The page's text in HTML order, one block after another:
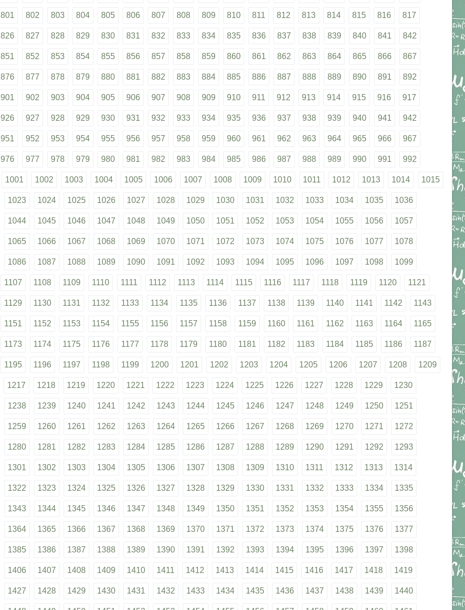
801 802 803 804 805 806 807 808 809 810 811 812 813 814 815 816 817
826 827 828 829 830 831 832 833 834 835 836 837 838 839 840 841 842
851 852 853 854 855 856 857 858 859 860 861 862 863 864 865 866 867
876 877 878 879 880 881 882 883 884 885 886 887 888 889 890 891 892
901 902 903 904 905 906 907 908 909 910 911 912 913 914 915 916 917
926 927 928 929 930 931 932 933 934 935 936 937 938 939 940 941 942
951 952 953 954 955 956 957 958 959 960 961 962 963 964 965 966 967
976 977 978 979 980 981 982 983 984 985 986 987 988 989 990 991 992
1001 1002 1003 1004 1005 1006 1007 1008 1009 1010 1011 1012 1013 1014 1015
1023 1024 1025 1026 1027 1028 1029 1030 1031 1032 1033 1034 1035 1036
1044 1045 1046 1047 1048 1049 1050 1051 1052 1053 1054 1055 1056 1057
1065 1066 1067 1068 1069 1070 1071 1072 1073 1074 1075 1076 1077 1078
1086 1087 1088 1089 1090 1091 1092 1093 1094 1095 1096 1097 1098 1099
1107 1108 1109 1110 1111 1112 1113 1114 1115 1116 1117 1118 1119 1120 1121
1129 1130 1131 1132 1133 1134 1135 1136 1137 1138 1139 1140 1141 1142 1143
1151 1152 1153 1154 1155 1156 1157 1158 1159 1160 1161 1162 1163 1164 1165
1173 1174 1175 1176 1177 1178 1179 1180 1181 1182 1183 1184 1185 1186 1187
1195 1196 1197 1198 1199 1200 1201 1202 1203 1204 1205 1206 1207 1208 1209
1217 1218 1219 1220 1221 1222 1223 1224 1225 1226 1227 1228 1229 1230
1238 1239 1240 1241 1242 1243 1244 1245 1246 1247 1248 1249 1250 1251
1259 1260 1261 1262 1263 1264 1265 1266 1267 1268 1269 1270 1271 1272
1280 1281 1282 1283 1284 1285 1286 1287 1288 1289 1290 1291 1292 1293
1301 1302 1303 1304 1305 1306 1307 1308 1309 1310 1311 1312 1313 1314
1322 1323 1324 1325 1326 1327 1328 1329 1330 1331 1332 1333 1334 1335
1343 1344 1345 1346 1347 1348 1349 1350 1351 1352 1353 1354 1355 1356
1364 1365 1366 1367 1368 1369 1370 1371 1372 1373 1374 1375 1376 1377
1385 1386 1387 1388 1389 1390 1391 1392 1393 1394 1395 1396 1397 1398
1406 1407 1408 1409 1410 1411 1412 1413 1414 1415 1416 1417 1418 1419
1427 1428 1429 1430 1431 1432 1433 1434 1435 1436 1437 1438 1439 1440